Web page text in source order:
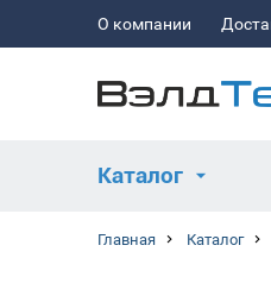
О компании
Каталог
Главная Каталог